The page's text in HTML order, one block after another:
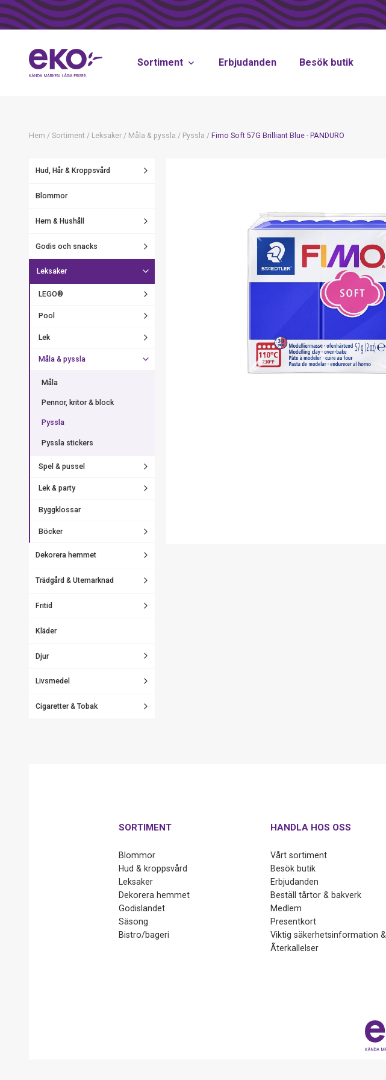
Sortiment Erbjudanden Besök butik
Hem / Sortiment / Leksaker / Måla & pyssla / Pyssla / Fimo Soft 57G Brilliant Blue - PANDURO
Hud, Hår & Kroppsvård
Blommor
Hem & Hushåll
Godis och snacks
Leksaker
LEGO®
Pool
Lek
Måla & pyssla
Måla
Pennor, kritor & block
Pyssla
Pyssla stickers
Spel & pussel
Lek & party
Byggklossar
Böcker
Dekorera hemmet
Trädgård & Utemarknad
Fritid
Kläder
Djur
Livsmedel
Cigaretter & Tobak
SORTIMENT
Blommor
Hud & kroppsvård
Leksaker
Dekorera hemmet
Godislandet
Säsong
Bistro/bageri
HANDLA HOS OSS
Vårt sortiment
Besök butik
Erbjudanden
Beställ tårtor & bakverk
Medlem
Presentkort
Viktig säkerhetsinformation &
Återkallelser